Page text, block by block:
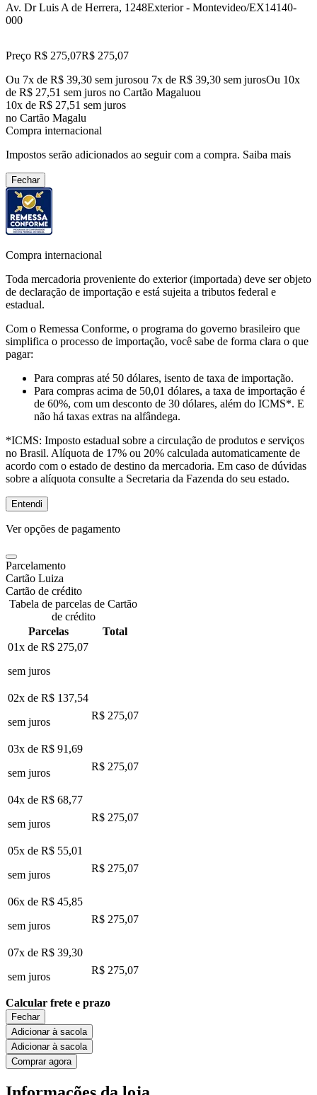
Av. Dr Luis A de Herrera, 1248Exterior - Montevideo/EX14140-
000
Preço R$ 275,07R$ 275,07
Ou 7x de R$ 39,30 sem jurosou 7x de R$ 39,30 sem jurosOu 10x
de R$ 27,51 sem juros no Cartão Magaluou
10x de R$ 27,51 sem juros
no Cartão Magalu
Compra internacional
Impostos serão adicionados ao seguir com a compra. Saiba mais
Fechar
Compra internacional
Toda mercadoria proveniente do exterior (importada) deve ser objeto
de declaração de importação e está sujeita a tributos federal e
estadual.
Com o Remessa Conforme, o programa do governo brasileiro que
simplifica o processo de importação, você sabe de forma clara o que
pagar:
Para compras até 50 dólares, isento de taxa de importação.
Para compras acima de 50,01 dólares, a taxa de importação é
de 60%, com um desconto de 30 dólares, além do ICMS*. E
não há taxas extras na alfândega.
*ICMS: Imposto estadual sobre a circulação de produtos e serviços
no Brasil. Alíquota de 17% ou 20% calculada automaticamente de
acordo com o estado de destino da mercadoria. Em caso de dúvidas
sobre a alíquota consulte a Secretaria da Fazenda do seu estado.
Entendi
Ver opções de pagamento
Parcelamento
Cartão Luiza
Cartão de crédito
Tabela de parcelas de Cartão
de crédito
Parcelas
Total
01x de R$ 275,07
sem juros
02x de R$ 137,54
sem juros
R$ 275,07
03x de R$ 91,69
sem juros
R$ 275,07
04x de R$ 68,77
sem juros
R$ 275,07
05x de R$ 55,01
sem juros
R$ 275,07
06x de R$ 45,85
sem juros
R$ 275,07
07x de R$ 39,30
sem juros
R$ 275,07
Calcular frete e prazo
Fechar
Adicionar à sacola
Adicionar à sacola
Comprar agora